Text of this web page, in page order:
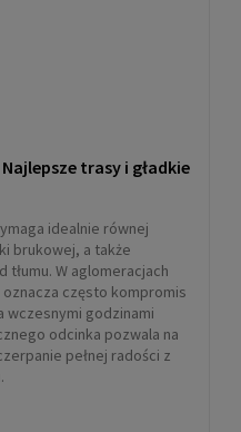
trasy i gładkie
idealnie równej
brukowej, a także
W aglomeracjach
często kompromis
wczesnymi godzinami
odcinka pozwala na
pełnej radości z